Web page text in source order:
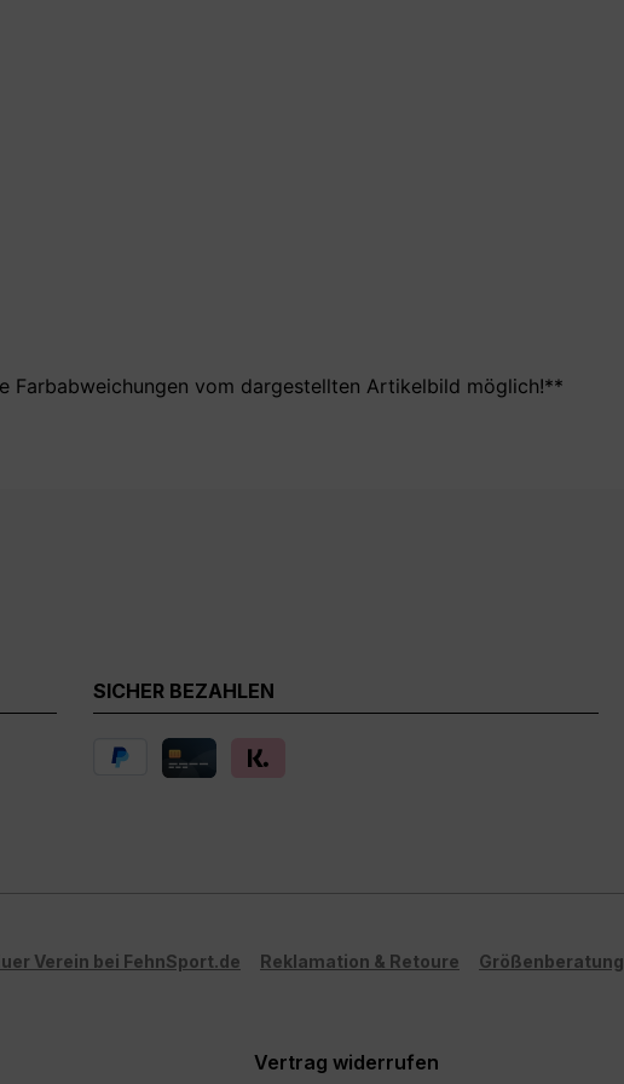
Farbabweichungen vom dargestellten Artikelbild möglich!**
SICHER BEZAHLEN
Verein bei FehnSport.de Reklamation & Retoure Größenberatung
Vertrag widerrufen